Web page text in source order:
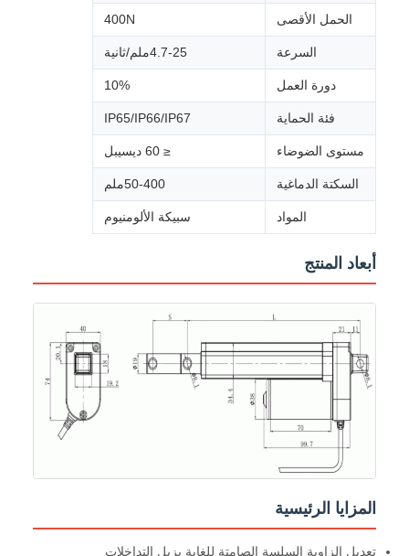
الحمل الأقصى 400N
السرعة 4.7-25ملم/ثانية
دورة العمل 10%
فئة الحماية IP65/IP66/IP67
مستوى الضوضاء ≤ 60 ديسيبل
السكتة الدماغية 50-400ملم
المواد سبيكة الألومنيوم
أبعاد المنتج
المزايا الرئيسية
تعديل الزاوية السلسة الصامتة للغاية يزيل التداخلات